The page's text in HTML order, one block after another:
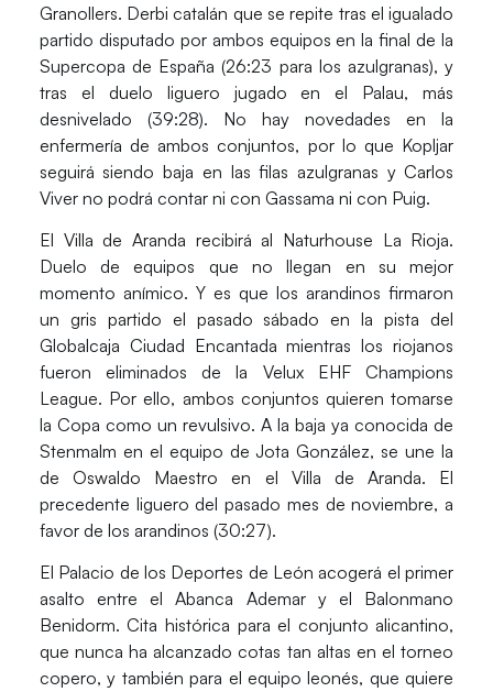
Granollers. Derbi catalán que se repite tras el igualado
partido disputado por ambos equipos en la final de la
Supercopa de España (26:23 para los azulgranas), y
tras el duelo liguero jugado en el Palau, más
desnivelado (39:28). No hay novedades en la
enfermería de ambos conjuntos, por lo que Kopljar
seguirá siendo baja en las filas azulgranas y Carlos
Viver no podrá contar ni con Gassama ni con Puig.
El Villa de Aranda recibirá al Naturhouse La Rioja.
Duelo de equipos que no llegan en su mejor
momento anímico. Y es que los arandinos firmaron
un gris partido el pasado sábado en la pista del
Globalcaja Ciudad Encantada mientras los riojanos
fueron eliminados de la Velux EHF Champions
League. Por ello, ambos conjuntos quieren tomarse
la Copa como un revulsivo. A la baja ya conocida de
Stenmalm en el equipo de Jota González, se une la
de Oswaldo Maestro en el Villa de Aranda. El
precedente liguero del pasado mes de noviembre, a
favor de los arandinos (30:27).
El Palacio de los Deportes de León acogerá el primer
asalto entre elAbanca Ademary el Balonmano
Benidorm. Cita histórica para el conjunto alicantino,
que nunca ha alcanzado cotas tan altas en el torneo
copero, y también para el equipo leonés, que quiere